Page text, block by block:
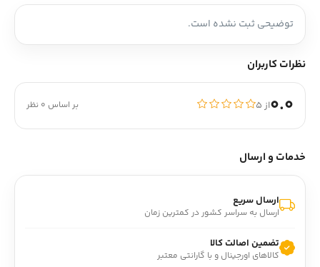
توضیحی ثبت نشده است.
نظرات کاربران
0.0از ۵ بر اساس 0 نظر
خدمات و ارسال
ارسال سریع
ارسال به سراسر کشور در کمترین زمان
تضمین اصالت کالا
کالاهای اورجینال و با گارانتی معتبر